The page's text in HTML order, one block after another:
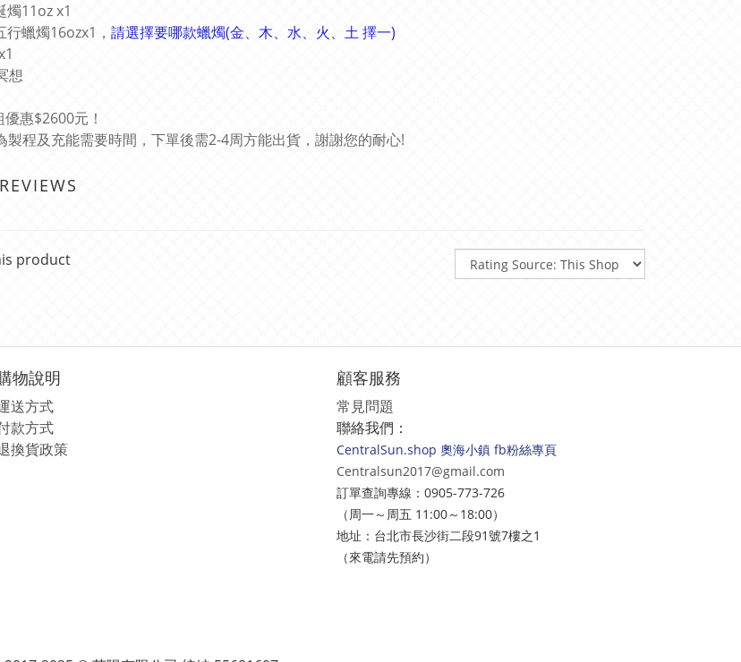
燭11oz x1
行蠟燭16ozx1 ， 請選擇要哪款蠟燭(金、木、水、火、土 擇一)
想
優惠$2600元！
製程及充能需要時間，下單後需2-4周方能出貨，謝謝您的耐心!
product
物說明
送方式
款方式
換貨政策
顧客服務
常見問題
聯絡我們：
CentralSun.shop 奧海小鎮 fb粉絲專頁
Centralsun2017@gmail.com
訂單查詢專線：0905-773-726
（周一～周五 11:00～18:00）
地址：台北市長沙街二段91號7樓之1
（來電請先預約）